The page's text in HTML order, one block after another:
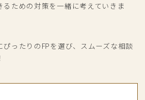
ための対策を一緒に考えていきま
ぴったりのFPを選び、スムーズな相談